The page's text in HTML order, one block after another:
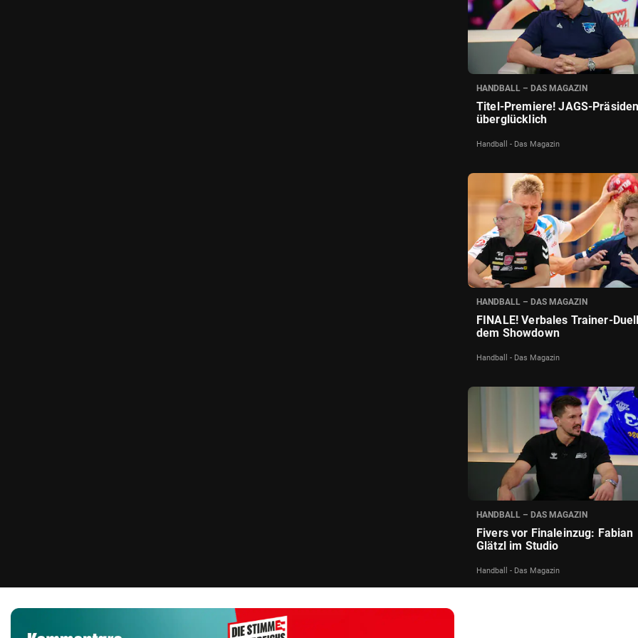
HANDBALL – DAS MAGAZIN
Titel-Premiere! JAGS-
überglücklich
Handball - Das Magazin
HANDBALL – DAS MAGAZIN
FINALE! Verbales Trainer-
dem Showdown
Handball - Das Magazin
HANDBALL – DAS MAGAZIN
Fivers vor Finaleinzug: Fabian
Glätzl im Studio
Handball - Das Magazin